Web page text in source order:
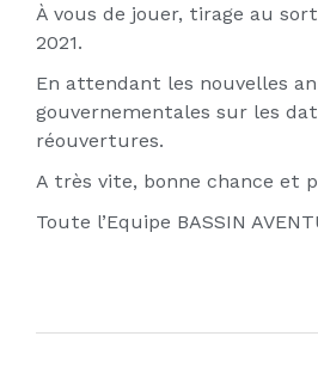
À vous de jouer, tirage au
2021.
En attendant les nouvelles
gouvernementales sur les
réouvertures.
A très vite, bonne chance et
Toute l’Equipe BASSIN